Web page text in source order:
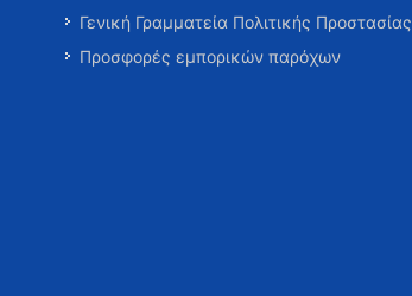
Γενική Γραμματεία Πολιτικής Προστασίας
Προσφορές εμπορικών παρόχων